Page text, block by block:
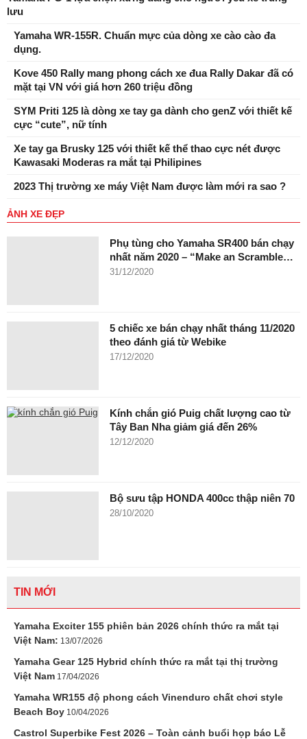
lưu
Yamaha WR-155R. Chuẩn mực của dòng xe cào cào đa
dụng.
Kove 450 Rally mang phong cách xe đua Rally Dakar đã có
mặt tại VN với giá hơn 260 triệu đồng
SYM Priti 125 là dòng xe tay ga dành cho genZ với thiết kế
cực “cute”, nữ tính
Xe tay ga Brusky 125 với thiết kế thể thao cực nét được
Kawasaki Moderas ra mắt tại Philipines
2023 Thị trường xe máy Việt Nam được làm mới ra sao ?
ẢNH XE ĐẸP
Phụ tùng cho Yamaha SR400 bán chạy
nhất năm 2020 – “Make an Scramble…
31/12/2020
5 chiếc xe bán chạy nhất tháng 11/2020
theo đánh giá từ Webike
17/12/2020
Kính chắn gió Puig chất lượng cao từ
Tây Ban Nha giảm giá đến 26%
12/12/2020
Bộ sưu tập HONDA 400cc thập niên 70
28/10/2020
TIN MỚI
Yamaha Exciter 155 phiên bản 2026 chính thức ra mắt tại
Việt Nam: 13/07/2026
Yamaha Gear 125 Hybrid chính thức ra mắt tại thị trường
Việt Nam 17/04/2026
Yamaha WR155 độ phong cách Vinenduro chất chơi style
Beach Boy 10/04/2026
Castrol Superbike Fest 2026 – Toàn cảnh buổi họp báo Lễ